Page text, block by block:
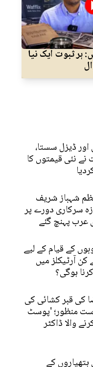
ہر ثبوت ایک نیا
اور ڈیزل سستا،
نئی قیمتوں کا
شہباز شریف
سرکاری دورے پر
پہنچ گئے
کے قیام کے لیے
کن آرٹیکلز میں
ہوگی؟
کی قبر کشائی کی
منظور؛ 'پوسٹ
والا ڈاکٹر
ہتھیاروں کے